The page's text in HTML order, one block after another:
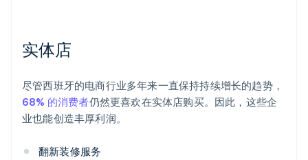
实体店
尽管西班牙的电商行业多年来一直保持持续增长的趋势，
68% 的消费者仍然更喜欢在实体店购买。因此，这些企
业也能创造丰厚利润。
翻新装修服务